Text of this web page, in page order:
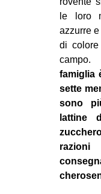
le loro
azzurre
di
campo.
famiglia
sette
sono
lattine